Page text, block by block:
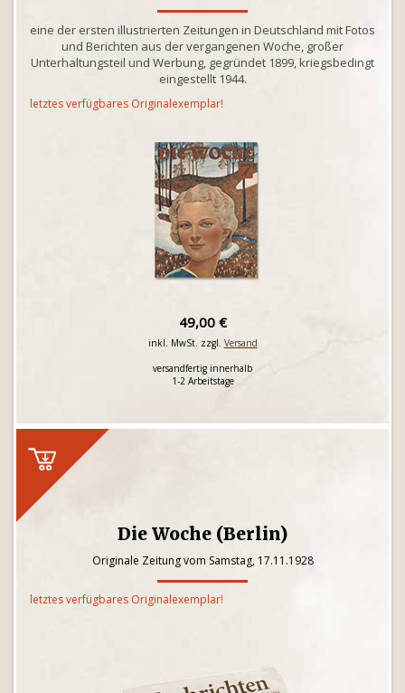
eine der ersten illustrierten Zeitungen in Deutschland mit Fotos
und Berichten aus der vergangenen Woche, großer
Unterhaltungsteil und Werbung, gegründet 1899, kriegsbedingt
eingestellt 1944.
letztes verfügbares Originalexemplar!
49,00 €
inkl. MwSt. zzgl. Versand
versandfertig innerhalb
1-2 Arbeitstage
Die Woche (Berlin)
Originale Zeitung vom Samstag, 17.11.1928
letztes verfügbares Originalexemplar!